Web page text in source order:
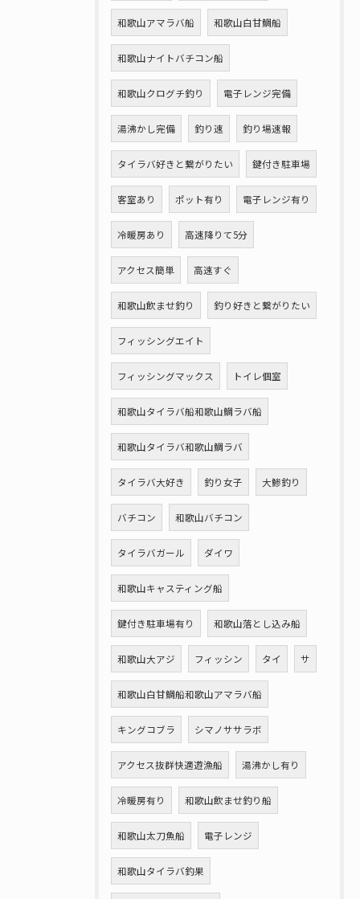
和歌山アマラバ船 和歌山白甘鯛船
和歌山ナイトバチコン船
和歌山クログチ釣り 電子レンジ完備
湯沸かし完備 釣り速 釣り場速報
タイラバ好きと繋がりたい 鍵付き駐車場
客室あり ポット有り 電子レンジ有り
冷暖房あり 高速降りて5分
アクセス簡単 高速すぐ
和歌山飲ませ釣り 釣り好きと繋がりたい
フィッシングエイト
フィッシングマックス トイレ個室
和歌山タイラバ船和歌山鯛ラバ船
和歌山タイラバ和歌山鯛ラバ
タイラバ大好き 釣り女子 大鯵釣り
バチコン 和歌山バチコン
タイラバガール ダイワ
和歌山キャスティング船
鍵付き駐車場有り 和歌山落とし込み船
和歌山大アジ フィッシン タイ サ
和歌山白甘鯛船和歌山アマラバ船
キングコブラ シマノササラボ
アクセス抜群快適遊漁船 湯沸かし有り
冷暖房有り 和歌山飲ませ釣り船
和歌山太刀魚船 電子レンジ
和歌山タイラバ釣果